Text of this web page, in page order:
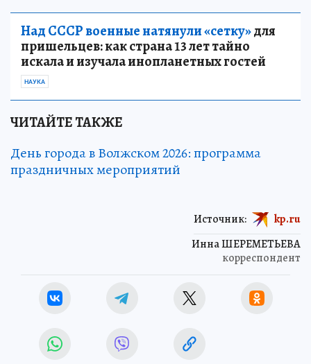
Над СССР военные натянули «сетку»для
пришельцев: как страна 13 лет тайно
искала и изучала инопланетных гостей
НАУКА
ЧИТАЙТЕ ТАКЖЕ
День города в Волжском 2026: программа
праздничных мероприятий
Инна ШЕРЕМЕТЬЕВА
корреспондент
Источник: kp.ru